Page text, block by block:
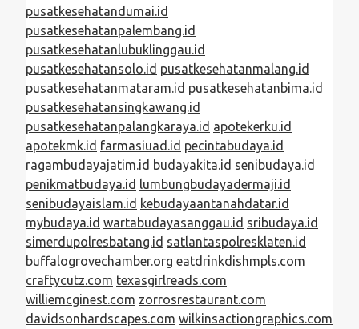
pusatkesehatandumai.id
pusatkesehatanpalembang.id
pusatkesehatanlubuklinggau.id
pusatkesehatansolo.id pusatkesehatanmalang.id
pusatkesehatanmataram.id pusatkesehatanbima.id
pusatkesehatansingkawang.id
pusatkesehatanpalangkaraya.id apotekerku.id
apotekmk.id farmasiuad.id pecintabudaya.id
ragambudayajatim.id budayakita.id senibudaya.id
penikmatbudaya.id lumbungbudayadermaji.id
senibudayaislam.id kebudayaantanahdatar.id
mybudaya.id wartabudayasanggau.id sribudaya.id
simerdupolresbatang.id satlantaspolresklaten.id
buffalogrovechamber.org eatdrinkdishmpls.com
craftycutz.com texasgirlreads.com
williemcginest.com zorrosrestaurant.com
davidsonhardscapes.com wilkinsactiongraphics.com